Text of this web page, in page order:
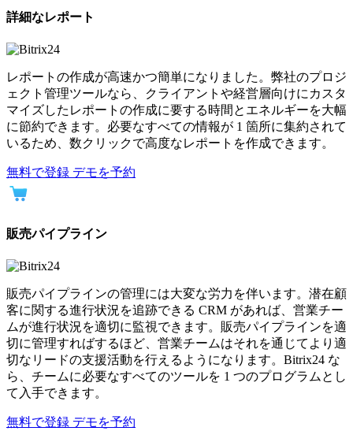
詳細なレポート
レポートの作成が高速かつ簡単になりました。弊社のプロジ
ェクト管理ツールなら、クライアントや経営層向けにカスタ
マイズしたレポートの作成に要する時間とエネルギーを大幅
に節約できます。必要なすべての情報が 1 箇所に集約されて
いるため、数クリックで高度なレポートを作成できます。
無料で登録 デモを予約
販売パイプライン
販売パイプラインの管理には大変な労力を伴います。潜在顧
客に関する進行状況を追跡できる CRM があれば、営業チー
ムが進行状況を適切に監視できます。販売パイプラインを適
切に管理すればするほど、営業チームはそれを通じてより適
切なリードの支援活動を行えるようになります。Bitrix24 な
ら、チームに必要なすべてのツールを 1 つのプログラムとし
て入手できます。
無料で登録 デモを予約